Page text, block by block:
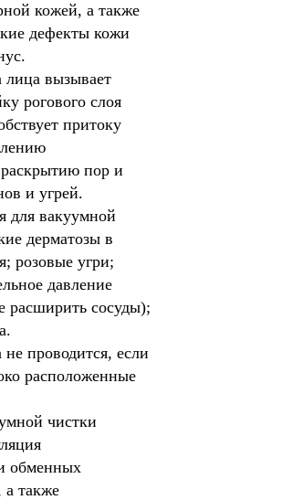
кожей, а также
дефекты кожи
лица вызывает
рогового слоя
притоку
пор и
и угрей.
для вакуумной
дерматозы в
розовые угри;
давление
расширить сосуды);
проводится, если
расположенные
чистки
обменных
а также